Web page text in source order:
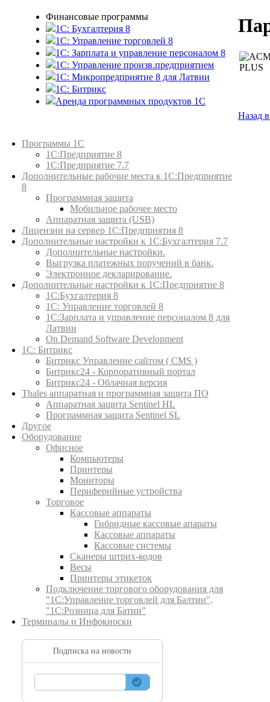
Финансовые программы
1С: Бухгалтерия 8
1C: Управление торговлей 8
1C: Зарплата и управление персоналом 8
1C: Управление произв.предприятием
1С: Микропредприятие 8 для Латвии
1C: Битрикс
Аренда программных продуктов 1С
Программы 1С
1С:Предприятие 8
1С:Предприятие 7.7
Дополнительные рабочие места к 1С:Предприятие
8
Программная защита
Мобильное рабочее место
Аппаратная защита (USB)
Лицензии на сервер 1С:Предприятия 8
Дополнительные настройки к 1С:Бухгалтерия 7.7
Дополнительные настройки.
Выгрузка платежных поручений в банк.
Электронное декларирование.
Дополнительные настройки к 1С:Предприятие 8
1С:Бухгалтерия 8
1C: Управление торговлей 8
1С:Зарплата и управление персоналом 8 для
Латвии
On Demand Software Development
1С: Битрикс
Битрикс Управление сайтом ( CMS )
Битрикс24 - Корпоративный портал
Битрикс24 - Облачная версия
Thales аппаратная и программная защита ПО
Аппаратная защита Sentinel HL
Программная защита Sentinel SL
Другое
Оборудование
Офисное
Компьютеры
Принтеры
Мониторы
Периферийные устройства
Торговое
Кассовые аппараты
Гибридные кассовые апараты
Кассовые аппараты
Кассовые системы
Сканеры штрих-кодов
Весы
Принтеры этикеток
Подключение торгового оборудования для
"1С:Управление торговлей для Балтии",
"1С:Розница для Батии"
Терминалы и Инфокиоски
Подписка на новости
Назад